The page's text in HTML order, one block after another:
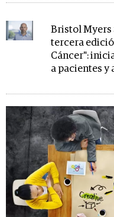
Bristol Myers
tercera
Cáncer":
a pacientes y